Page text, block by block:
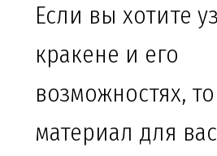
Если вы хотите
кракене и его
возможностях, то
материал для